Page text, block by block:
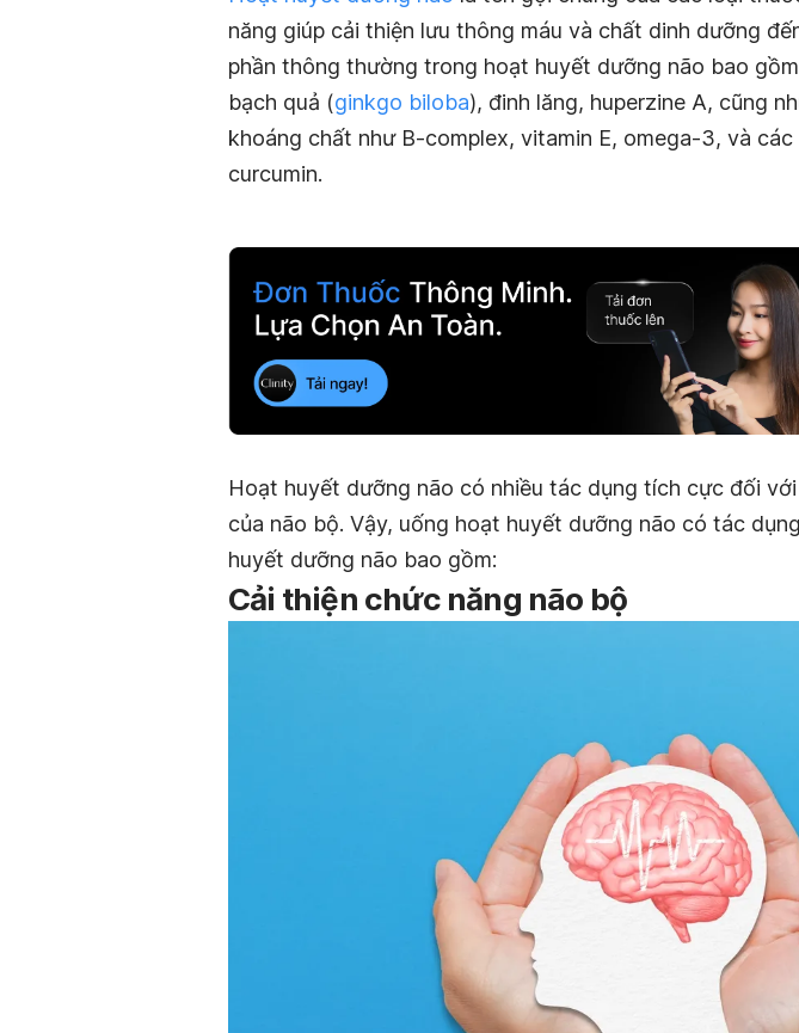
năng giúp cải thiện lưu thông máu và chất dinh dưỡng
phần thông thường trong hoạt huyết dưỡng não bao
bạch quả (ginkgo biloba), đinh lăng, huperzine A, cũng
khoáng chất như B-complex, vitamin E, omega-3, và
curcumin.
Hoạt huyết dưỡng não có nhiều tác dụng tích cực đối
của não bộ. Vậy, uống hoạt huyết dưỡng não có tác
huyết dưỡng não bao gồm:
Cải thiện chức năng não bộ